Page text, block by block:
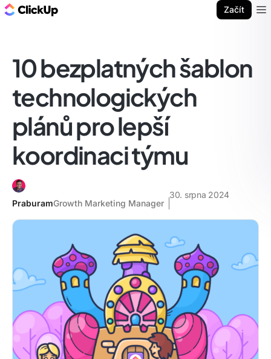
Začít
10 bezplatných šablon
technologických
plánů pro lepší
koordinaci týmu
PraburamGrowth Marketing Manager
30. srpna 2024